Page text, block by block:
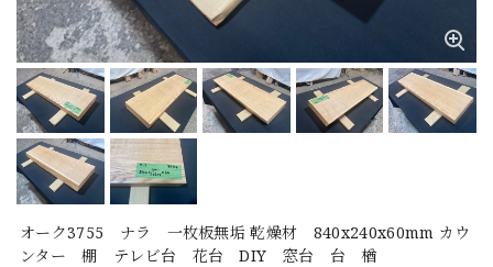
オーク3755 ナラ 一枚板無垢 乾燥材 840x240x60mm カウ
ンター 棚 テレビ台 花台 DIY 窓台 台 楢